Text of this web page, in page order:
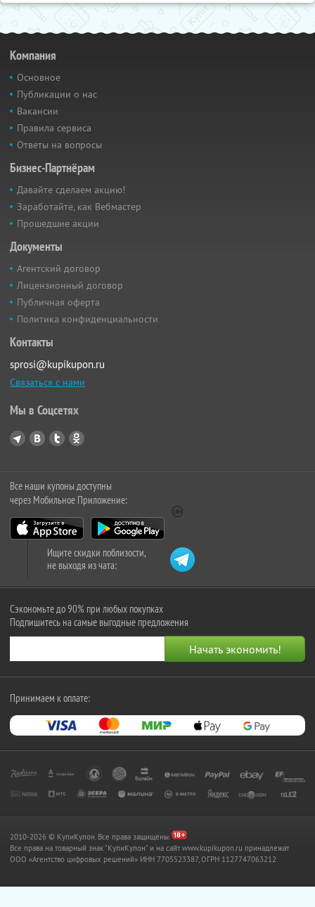
Компания
Основное
Публикации о нас
Вакансии
Правила сервиса
Ответы на вопросы
Бизнес-Партнёрам
Давайте сделаем акцию!
Заработайте, как Вебмастер
Прошедшие акции
Документы
Агентский договор
Лицензионный договор
Публичная оферта
Политика конфиденциальности
Контакты
sprosi@kupikupon.ru
Связаться с нами
Мы в Соцсетях
Все наши купоны доступны
через Мобильное Приложение:
Ищите скидки поблизости,
не выходя из чата:
Сэкономьте до 90% при любых покупках
Подпишитесь на самые выгодные предложения
Принимаем к оплате:
2010-2026 © КупиКупон. Все права защищены.
Все права на товарный знак "КупиКупон" и на сайт www.kupikupon.ru принадлежат
OOO «Агентство цифровых решений» ИНН 7705523387, ОГРН 1127747063212